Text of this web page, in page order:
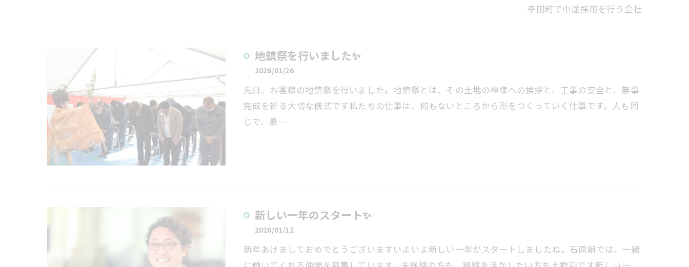
幸田町で中途採用を行う会社
地鎮祭を行いました✨
2026/01/26
先日、お客様の地鎮祭を行いました。地鎮祭とは、その土地の神様への挨拶と、工事の安全と、無事
完成を祈る大切な儀式です私たちの仕事は、何もないところから形をつくっていく仕事です。人も同
じで、最…
新しい一年のスタート✨
2026/01/12
新年あけましておめでとうございますいよいよ新しい一年がスタートしましたね。石原組では、一緒